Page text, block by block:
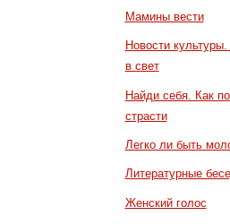
Мамины вести
Новости
в свет
Найди себя. Как
страсти
Легко ли быть
Литературные
Женский голос